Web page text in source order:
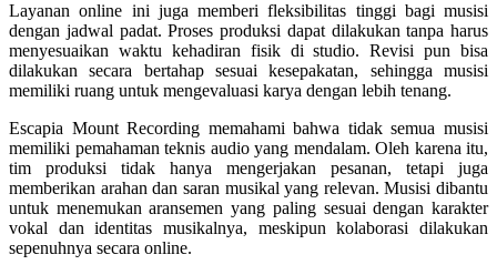
Layanan online ini juga memberi fleksibilitas tinggi bagi musisi
dengan jadwal padat. Proses produksi dapat dilakukan tanpa harus
menyesuaikan waktu kehadiran fisik di studio. Revisi pun bisa
dilakukan secara bertahap sesuai kesepakatan, sehingga musisi
memiliki ruang untuk mengevaluasi karya dengan lebih tenang.
Escapia Mount Recording memahami bahwa tidak semua musisi
memiliki pemahaman teknis audio yang mendalam. Oleh karena itu,
tim produksi tidak hanya mengerjakan pesanan, tetapi juga
memberikan arahan dan saran musikal yang relevan. Musisi dibantu
untuk menemukan aransemen yang paling sesuai dengan karakter
vokal dan identitas musikalnya, meskipun kolaborasi dilakukan
sepenuhnya secara online.